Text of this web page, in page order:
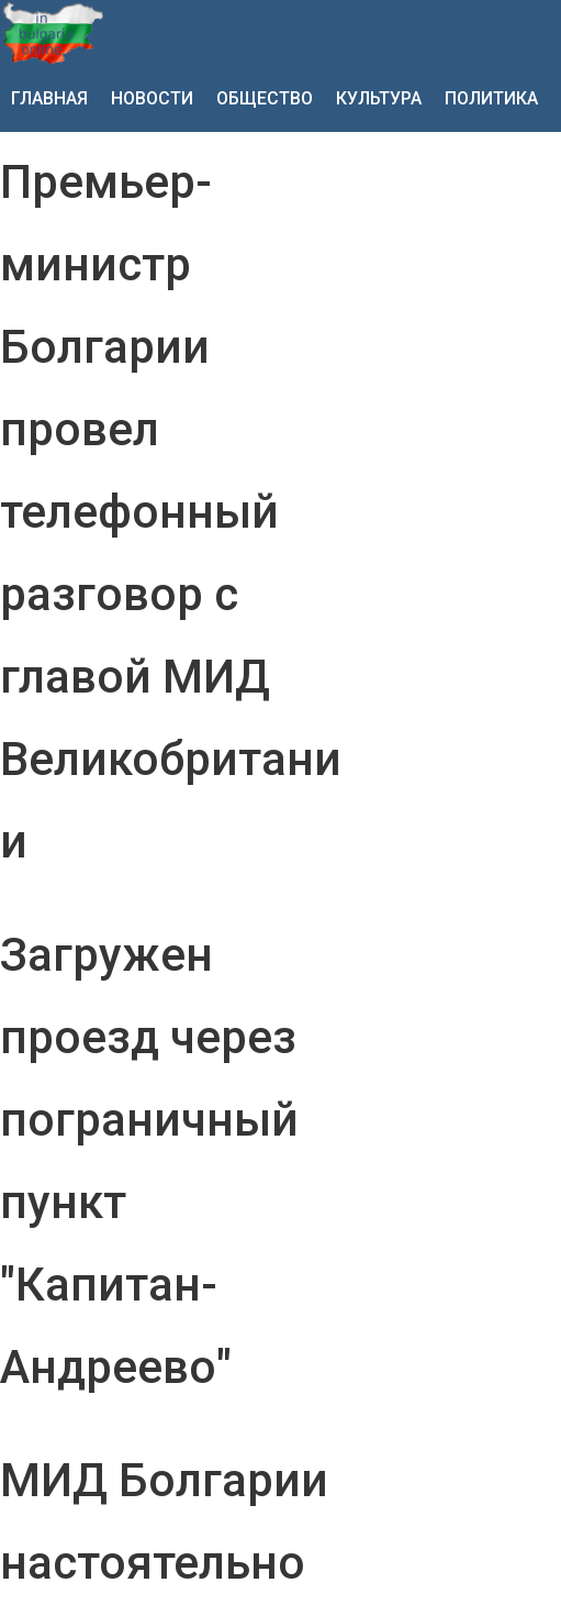
ГЛАВНАЯ НОВОСТИ ОБЩЕСТВО КУЛЬТУРА ПОЛИТИКА
Премьер-
министр
Болгарии
провел
телефонный
разговор с
главой МИД
Великобритани
и
Загружен
проезд через
пограничный
пункт
"Капитан-
Андреево"
МИД Болгарии
настоятельно